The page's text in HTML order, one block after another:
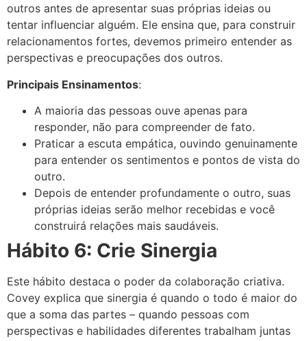
outros antes de apresentar suas próprias ideias ou
tentar influenciar alguém. Ele ensina que, para construir
relacionamentos fortes, devemos primeiro entender as
perspectivas e preocupações dos outros.
Principais Ensinamentos:
A maioria das pessoas ouve apenas para
responder, não para compreender de fato.
Praticar a escuta empática, ouvindo genuinamente
para entender os sentimentos e pontos de vista do
outro.
Depois de entender profundamente o outro, suas
próprias ideias serão melhor recebidas e você
construirá relações mais saudáveis.
Hábito 6: Crie Sinergia
Este hábito destaca o poder da colaboração criativa.
Covey explica que sinergia é quando o todo é maior do
que a soma das partes – quando pessoas com
perspectivas e habilidades diferentes trabalham juntas